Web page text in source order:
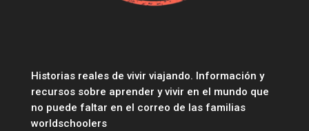
Historias reales de vivir viajando. Información y
recursos sobre aprender y vivir en el mundo que
no puede faltar en el correo de las familias
worldschoolers